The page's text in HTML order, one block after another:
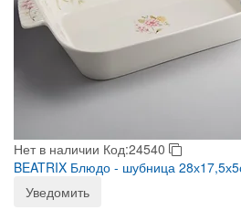
Нет в наличии Код:24540
BEATRIX Блюдо - шубница
Уведомить